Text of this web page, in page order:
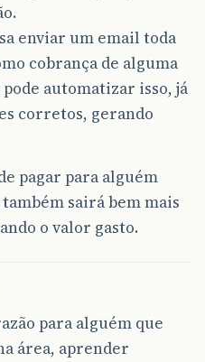
enviar um email toda
cobrança de alguma
automatizar isso, já
corretos, gerando
pagar para alguém
sairá bem mais
o valor gasto.
para alguém que
área, aprender